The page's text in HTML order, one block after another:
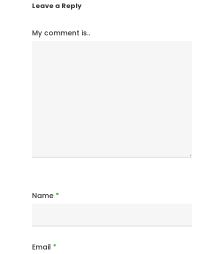
Leave a Reply
My comment is..
Name *
Email *